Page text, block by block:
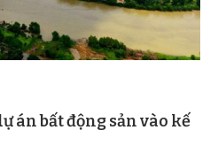
án bất động sản vào kế